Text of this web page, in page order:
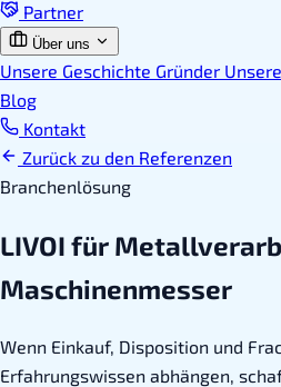
Partner
Über uns
Unsere Geschichte Gründer
Blog
Kontakt
Zurück zu den Referenzen
Branchenlösung
LIVOI für
Maschinenmesser
Wenn Einkauf, Disposition und
Erfahrungswissen abhängen,